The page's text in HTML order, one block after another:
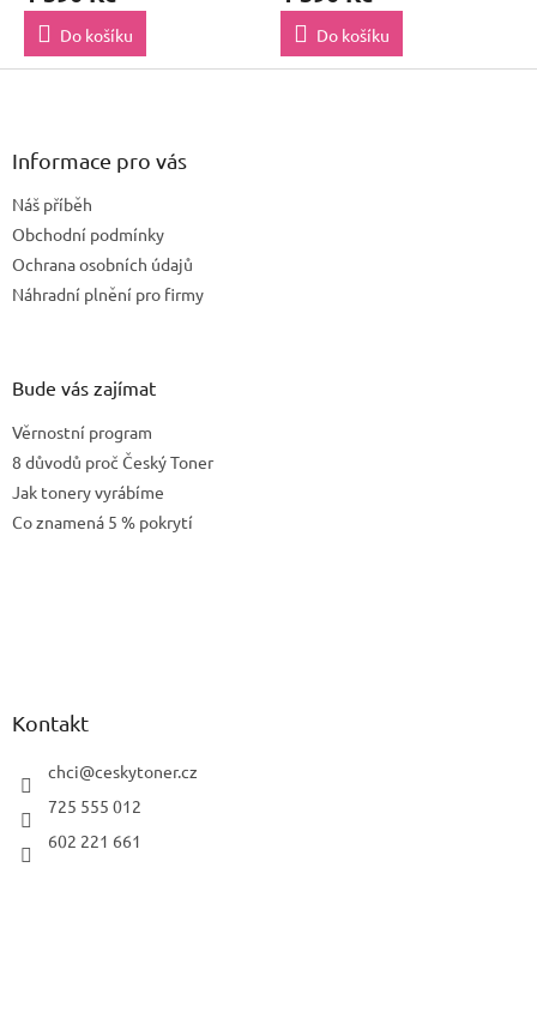
Do košíku Do košíku
Z
Informace pro vás
Náš příběh
Obchodní podmínky
Ochrana osobních údajů
Náhradní plnění pro firmy
Bude vás zajímat
Věrnostní program
8 důvodů proč Český Toner
Jak tonery vyrábíme
Co znamená 5 % pokrytí
Kontakt
chci@ceskytoner.cz
725 555 012
602 221 661